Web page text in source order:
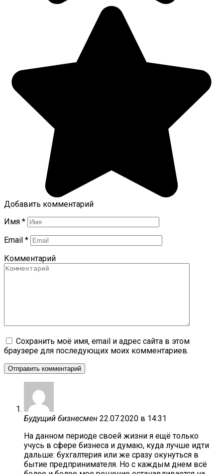
Добавить комментарий
Имя *
Email *
Комментарий
Сохранить моё имя, email и адрес сайта в этом
браузере для последующих моих комментариев.
Будущий бизнесмен 22.07.2020 в 14:31
На данном периоде своей жизни я ещё только
учусь в сфере бизнеса и думаю, куда лучше идти
дальше: бухгалтерия или же сразу окунуться в
бытие предпринимателя. Но с каждым днем всё